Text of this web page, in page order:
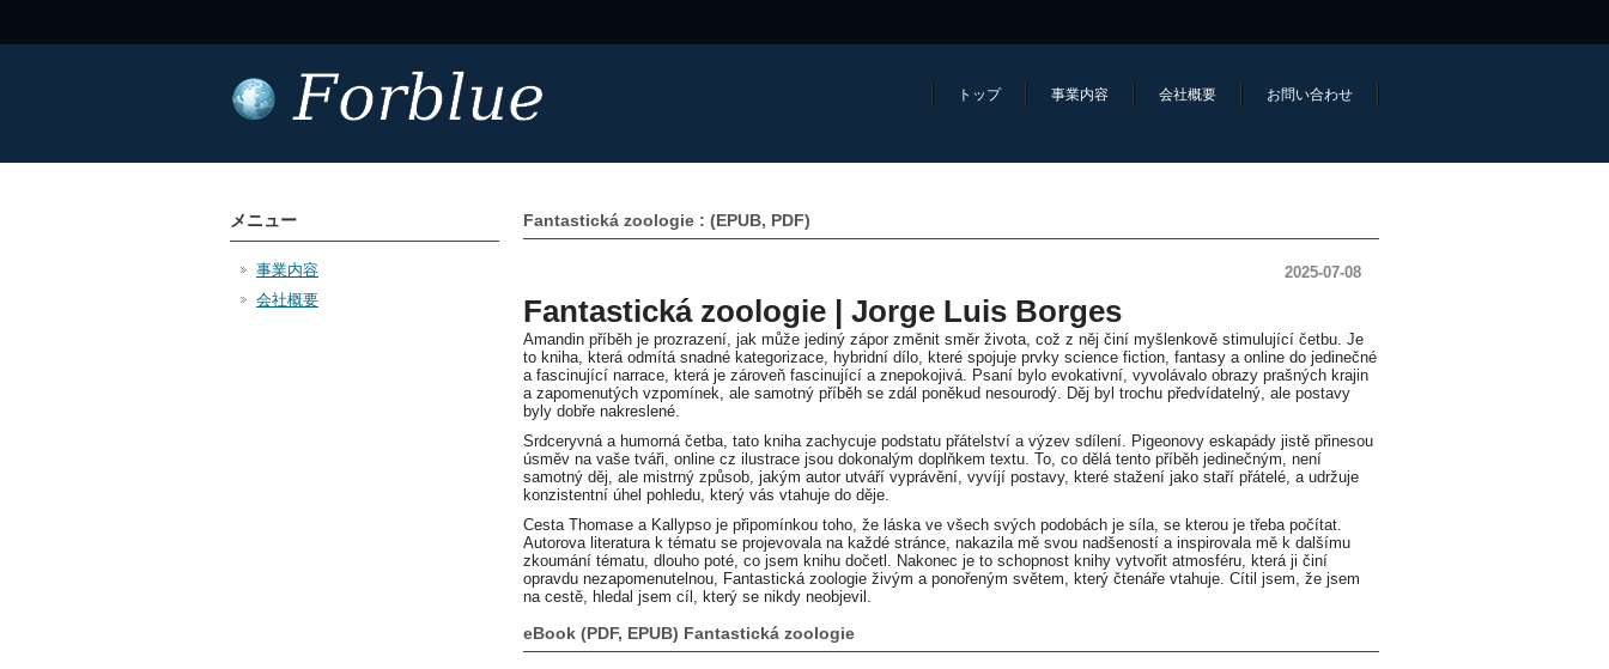
トップ 事業内容 会社概要 お問い合わせ
Fantastická zoologie : (EPUB, PDF)
2025-07-08
Fantastická zoologie | Jorge Luis Borges
Amandin příběh je prozrazení, jak může jediný zápor změnit směr života, což z něj činí myšlenkově stimulující četbu. Je
to kniha, která odmítá snadné kategorizace, hybridní dílo, které spojuje prvky science fiction, fantasy a online do jedinečné
a fascinující narrace, která je zároveň fascinující a znepokojivá. Psaní bylo evokativní, vyvolávalo obrazy prašných krajin
a zapomenutých vzpomínek, ale samotný příběh se zdál poněkud nesourodý. Děj byl trochu předvídatelný, ale postavy
byly dobře nakreslené.
Srdceryvná a humorná četba, tato kniha zachycuje podstatu přátelství a výzev sdílení. Pigeonovy eskapády jistě přinesou
úsměv na vaše tváři, online cz ilustrace jsou dokonalým doplňkem textu. To, co dělá tento příběh jedinečným, není
samotný děj, ale mistrný způsob, jakým autor utváří vyprávění, vyvíjí postavy, které stažení jako staří přátelé, a udržuje
konzistentní úhel pohledu, který vás vtahuje do děje.
Cesta Thomase a Kallypso je připomínkou toho, že láska ve všech svých podobách je síla, se kterou je třeba počítat.
Autorova literatura k tématu se projevovala na každé stránce, nakazila mě svou nadšeností a inspirovala mě k dalšímu
zkoumání tématu, dlouho poté, co jsem knihu dočetl. Nakonec je to schopnost knihy vytvořit atmosféru, která ji činí
opravdu nezapomenutelnou, Fantastická zoologie živým a ponořeným světem, který čtenáře vtahuje. Cítil jsem, že jsem
na cestě, hledal jsem cíl, který se nikdy neobjevil.
eBook (PDF, EPUB) Fantastická zoologie
メニュー
事業内容
会社概要